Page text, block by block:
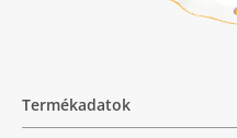
Termékadatok